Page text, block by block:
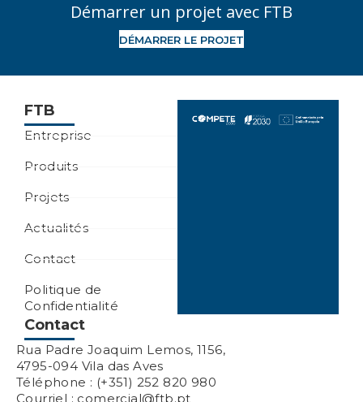
Démarrer un projet avec FTB
DÉMARRER LE PROJET
FTB
Entreprise
Produits
Projets
Actualités
Contact
Politique de
Confidentialité
Contact
Rua Padre Joaquim Lemos, 1156,
4795-094 Vila das Aves
Téléphone : (+351) 252 820 980
Courriel : comercial@ftb.pt